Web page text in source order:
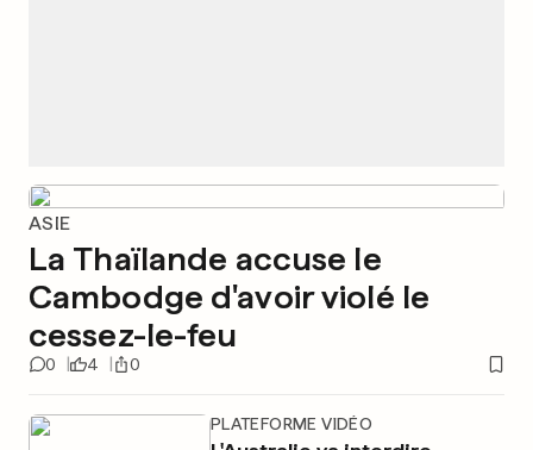
ASIE
La Thaïlande accuse le
Cambodge d'avoir violé le
cessez-le-feu
0 4 0
PLATEFORME VIDÉO